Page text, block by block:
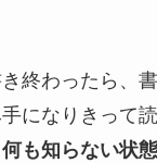
終わったら、
になりきって
何も知らない状